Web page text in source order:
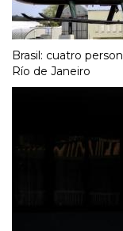
Brasil: cuatro
Río de Janeiro